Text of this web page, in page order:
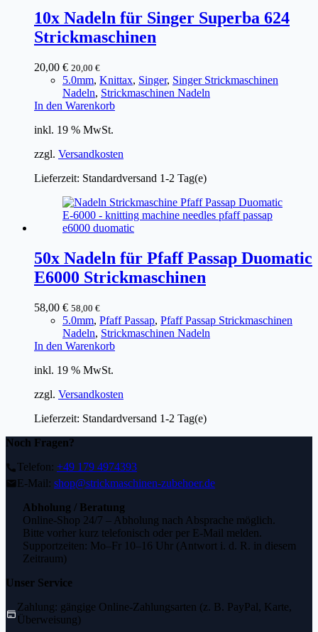
10x Nadeln für Singer Superba 624
Strickmaschinen
20,00 € 20,00 €
5.0mm, Knittax, Singer, Singer Strickmaschinen
Nadeln, Strickmaschinen Nadeln
In den Warenkorb
inkl. 19 % MwSt.
zzgl. Versandkosten
Lieferzeit: Standardversand 1-2 Tag(e)
50x Nadeln für Pfaff Passap Duomatic
E6000 Strickmaschinen
58,00 € 58,00 €
5.0mm, Pfaff Passap, Pfaff Passap Strickmaschinen
Nadeln, Strickmaschinen Nadeln
In den Warenkorb
inkl. 19 % MwSt.
zzgl. Versandkosten
Lieferzeit: Standardversand 1-2 Tag(e)
Noch Fragen?
Telefon: +49 179 4974393
E-Mail: shop@strickmaschinen-zubehoer.de
Abholung / Beratung
Online-Shop 24/7 – Abholung nach Absprache möglich.
Bitte vorher kurz telefonisch oder per E-Mail melden.
Supportzeiten: Mo–Fr 10–16 Uhr (Antwort i. d. R. in diesem
Zeitraum)
Unser Service
Zahlung: gängige Online-Zahlungsarten (z. B. PayPal, Karte,
Überweisung)